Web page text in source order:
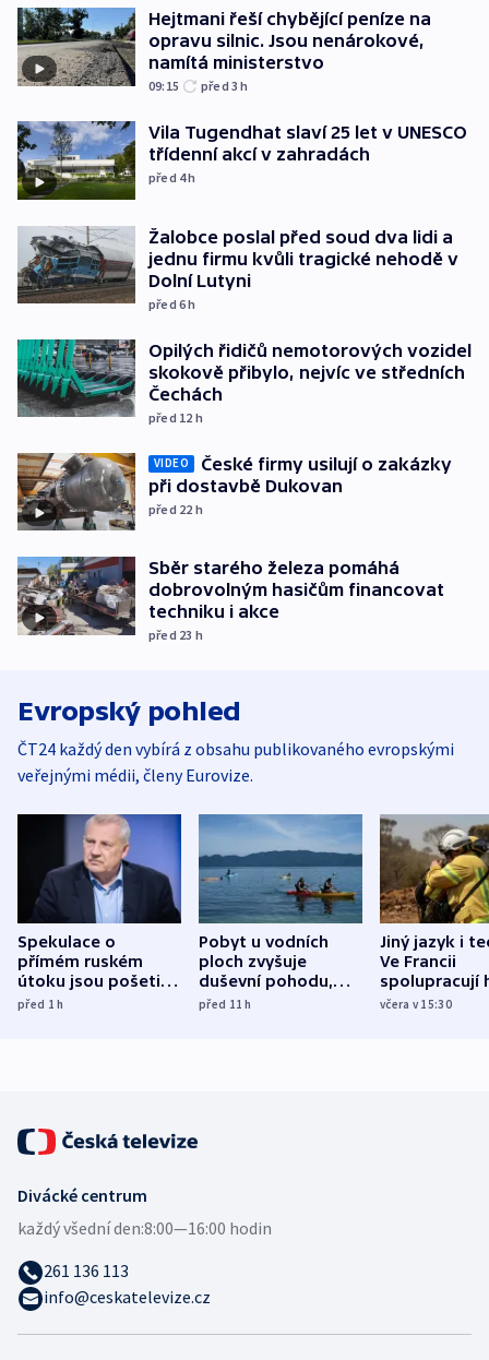
Hejtmani řeší chybějící peníze na
opravu silnic. Jsou nenárokové,
namítá ministerstvo
09:15 před 3h
Vila Tugendhat slaví 25 let v UNESCO
třídenní akcí v zahradách
před 4h
Žalobce poslal před soud dva lidi a
jednu firmu kvůli tragické nehodě v
Dolní Lutyni
před 6h
Opilých řidičů nemotorových vozidel
skokově přibylo, nejvíc ve středních
Čechách
před 12 h
VIDEO
České firmy usilují o zakázky
při dostavbě Dukovan
před 22 h
Sběr starého železa pomáhá
dobrovolným hasičům financovat
techniku i akce
před 23 h
Evropský pohled
ČT24 každý den vybírá z obsahu publikovaného evropskými
veřejnými médii, členy Eurovize.
Spekulace o
přímém ruském
útoku jsou pošetilé,
míní estonský
před 1h
Pobyt u vodních
ploch zvyšuje
duševní pohodu,
ukázala
před 11h
Jiný jazyk i
Ve Francii
spolupracují
různých zemí
včera v 15:30
Divácké centrum
každý všední den:8:00—16:00 hodin
261 136 113
info@ceskatelevize.cz